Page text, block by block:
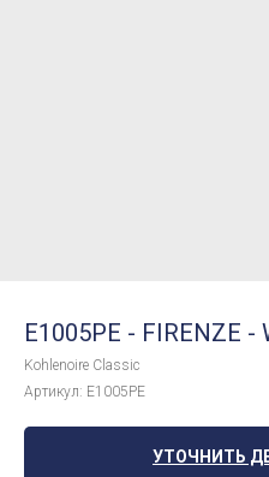
E1005PE - FIRENZE -
Kohlenoire Classic
Артикул: E1005PE
УТОЧНИТЬ